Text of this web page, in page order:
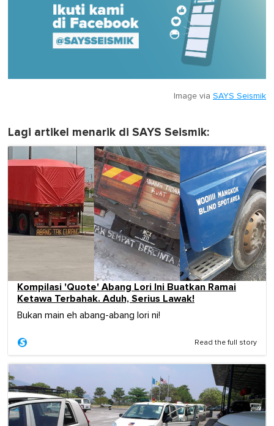
Image via SAYS Seismik
Lagi artikel menarik di SAYS Seismik:
Kompilasi 'Quote' Abang Lori Ini Buatkan Ramai
Ketawa Terbahak. Aduh, Serius Lawak!
Bukan main eh abang-abang lori ni!
Read the full story